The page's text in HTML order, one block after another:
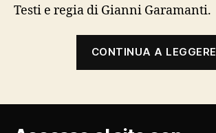
Testi e regia di Gianni Garamanti.
CONTINUA A LEGGERE